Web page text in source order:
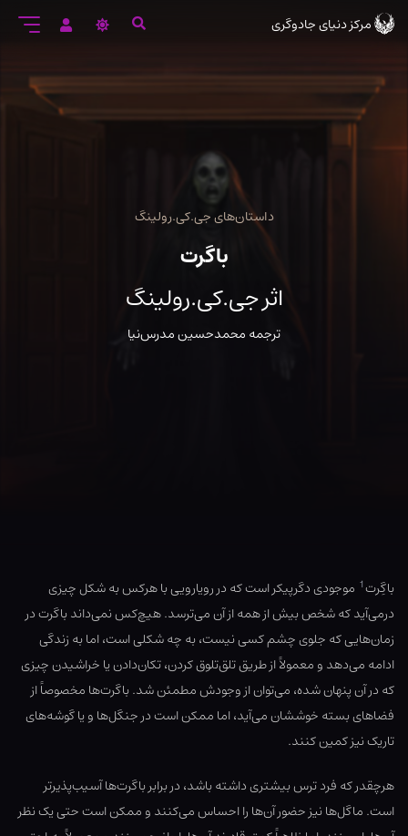
ورود
اصلی
مرکز دنیای جادوگری
داستان‌های جی.کی.رولینگ
باگرت
اثر جی.کی.رولینگ
ترجمه محمدحسین مدرس‌نیا
باگِرت1 موجودی دگرپیکر است که در رویارویی با هرکس به شکل چیزی
درمی‌‌آید که شخص بیش از همه از آن می‌ترسد. هیچ‌کس نمی‌‌داند باگرت در
زمان‌هایی که جلوی چشم کسی نیست، به چه شکلی است، اما به زندگی
ادامه می‌دهد و معمولاً از طریق تلق‌تلوق کردن، تکان‌دادن یا خراشیدن چیزی
که در آن پنهان شده، می‌توان از وجودش مطمئن شد. باگرت‌ها مخصوصاً از
فضاهای بسته خوششان می‌آید، اما ممکن است در جنگل‌ها و یا گوشه‌های
تاریک نیز کمین ‌کنند.
هرچقدر که فرد ترس بیشتری داشته باشد، در برابر ‌باگرت‌‌ها آسیب‌پذیرتر
است. ماگل‌ها نیز حضور آن‌ها را احساس می‌‌کنند و ممکن است حتی یک نظر